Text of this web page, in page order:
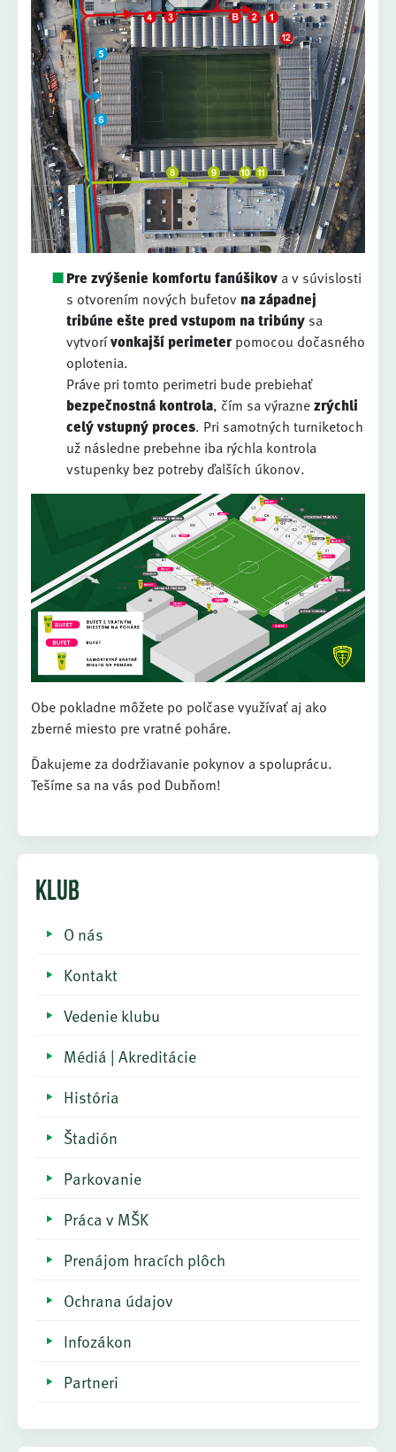
Pre zvýšenie komfortu fanúšikov a v súvislosti
s otvorením nových bufetovna západnej
tribúne ešte pred vstupom na tribúny sa
vytvorívonkajší perimeterpomocou dočasného
oplotenia.
Práve pri tomto perimetri bude prebiehať
bezpečnostná kontrola, čím sa výraznezrýchli
celý vstupný proces. Pri samotných turniketoch
už následne prebehne iba rýchla kontrola
vstupenky bez potreby ďalších úkonov.
Obe pokladne môžete po polčase využívať aj ako
zberné miesto pre vratné poháre.
Ďakujeme za dodržiavanie pokynov a spoluprácu.
Tešíme sa na vás pod Dubňom!
KLUB
O nás
Kontakt
Vedenie klubu
Médiá | Akreditácie
História
Štadión
Parkovanie
Práca v MŠK
Prenájom hracích plôch
Ochrana údajov
Infozákon
Partneri